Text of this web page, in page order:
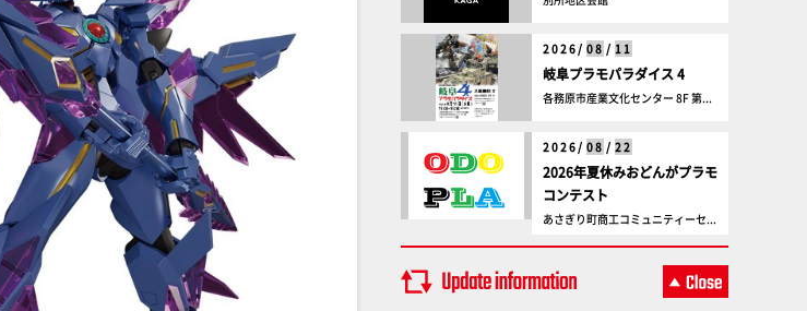
2026/ 08 / 11
岐阜プラモパラダイス 4
各務原市産業文化センター 8F 第...
2026/ 08 / 22
2026年夏休みおどんがプラモ
コンテスト
あさぎり町商工コミュニティーセ...